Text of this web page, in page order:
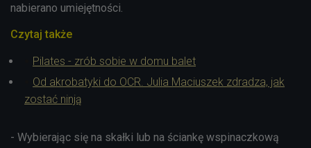
nabierano umiejętności.
Czytaj także
Pilates - zrób sobie w domu balet
Od akrobatyki do OCR. Julia Maciuszek zdradza, jak
zostać ninją
- Wybierając się na skałki lub na ściankę wspinaczkową